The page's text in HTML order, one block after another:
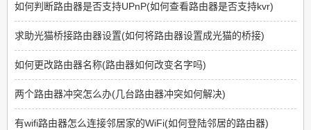
如何判断路由器是否支持UPnP(如何查看路由器是否支持kvr)
求助光猫桥接路由器设置(如何将路由器设置成光猫的桥接)
如何更改路由器名称(路由器如何改变名字吗)
两个路由器冲突怎么办(几台路由器冲突如何解决)
有wifi路由器怎么连接邻居家的WiFi(如何登陆邻居的路由器)